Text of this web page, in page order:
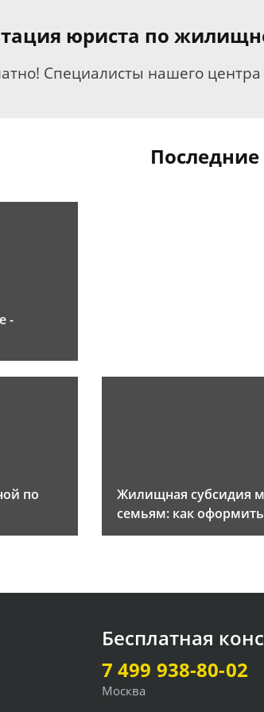
юриста по
Специалисты нашего
Последние
-
по
Жилищная субсидия
семьям: как
Бесплатная
7 499 938-80-02
Москва